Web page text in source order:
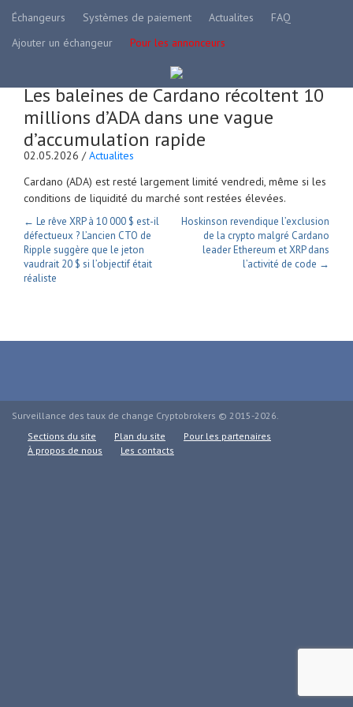
Échangeurs Systèmes de paiement Actualites
FAQ
Ajouter un échangeur
Pour les annonceurs
Les baleines de Cardano récoltent 10
millions d’ADA dans une vague
d’accumulation rapide
02.05.2026 /Actualites
Cardano (ADA) est resté largement limité vendredi, même si les
conditions de liquidité du marché sont restées élevées.
← Le rêve XRP à 10 000 $ est-il
défectueux ? L’ancien CTO de
Ripple suggère que le jeton
vaudrait 20 $ si l’objectif était
réaliste
Hoskinson revendique l’exclusion
de la crypto malgré Cardano
leader Ethereum et XRP dans
l’activité de code →
Surveillance des taux de change Cryptobrokers © 2015-2026.
Sections du site
Plan du site
Pour les partenaires
À propos de nous
Les contacts